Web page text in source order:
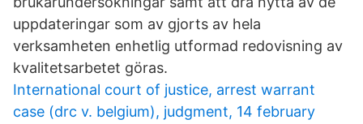
uppdateringar som av gjorts av hela
verksamheten enhetlig utformad redovisning av
kvalitetsarbetet göras.
International court of justice, arrest warrant
case (drc v. belgium), judgment, 14 february